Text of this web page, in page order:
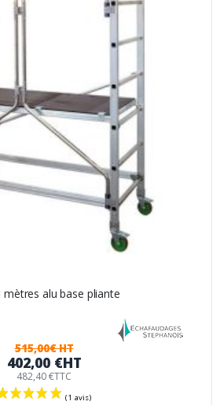
alu base pliante
515,00€ HT
402,00 €HT
482,40 €TTC